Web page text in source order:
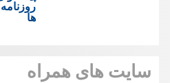
روزنامه
ها
سایت های همراه